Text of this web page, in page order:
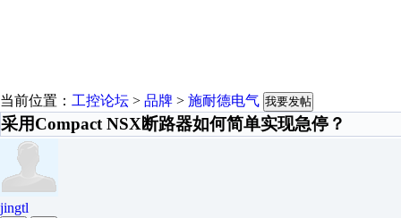
当前位置： 工控论坛 > 品牌 > 施耐德电气 我要发帖
采用Compact NSX断路器如何简单实现急停？
jingtl